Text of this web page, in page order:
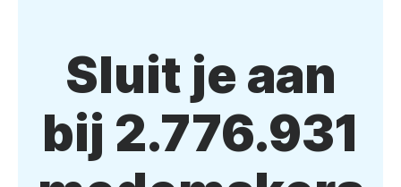
Sluit je aan
bij 2.776.931